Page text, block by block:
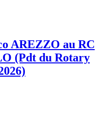
AREZZO au RC
(Pdt du Rotary